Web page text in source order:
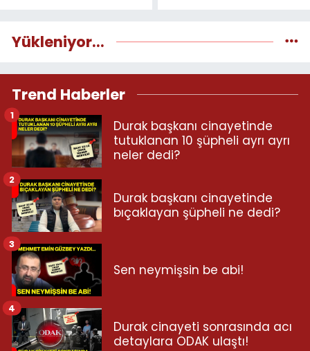
Yükleniyor...
Trend Haberler
Durak başkanı cinayetinde
tutuklanan 10 şüpheli ayrı ayrı
neler dedi?
1
Durak başkanı cinayetinde
bıçaklayan şüpheli ne dedi?
2
Sen neymişsin be abi!
3
Durak cinayeti sonrasında acı
detaylara ODAK ulaştı!
4